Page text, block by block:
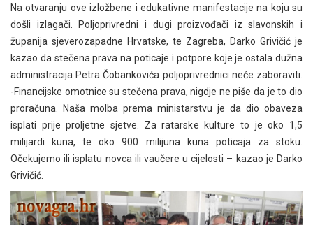
Na otvaranju ove izložbene i edukativne manifestacije na koju su
došli izlagači. Poljoprivredni i dugi proizvođači iz slavonskih i
županija sjeverozapadne Hrvatske, te Zagreba, Darko Grivičić je
kazao da stečena prava na poticaje i potpore koje je ostala dužna
administracija Petra Čobankovića poljoprivrednici neće zaboraviti.
-Financijske omotnice su stečena prava, nigdje ne piše da je to dio
proračuna. Naša molba prema ministarstvu je da dio obaveza
isplati prije proljetne sjetve. Za ratarske kulture to je oko 1,5
milijardi kuna, te oko 900 milijuna kuna poticaja za stoku.
Očekujemo ili isplatu novca ili vaučere u cijelosti – kazao je Darko
Grivičić.